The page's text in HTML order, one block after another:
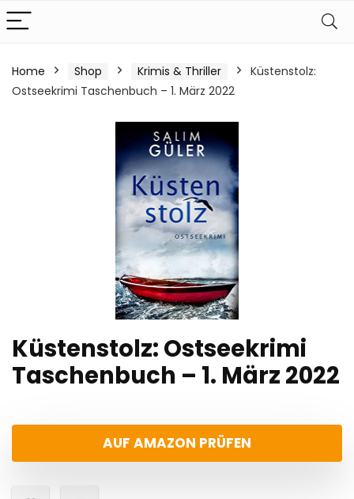
Home Shop Krimis & Thriller
Küstenstolz:
Ostseekrimi Taschenbuch – 1. März 2022
Küstenstolz: Ostseekrimi
Taschenbuch – 1. März 2022
AUF AMAZON PRÜFEN